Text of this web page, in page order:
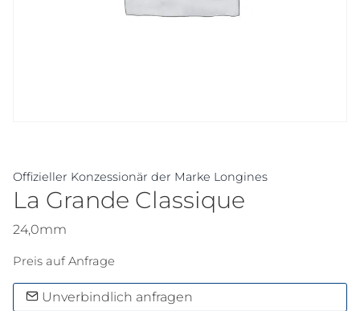
Offizieller Konzessionär der Marke Longines
La Grande Classique
24,0mm
Preis auf Anfrage
Unverbindlich anfragen